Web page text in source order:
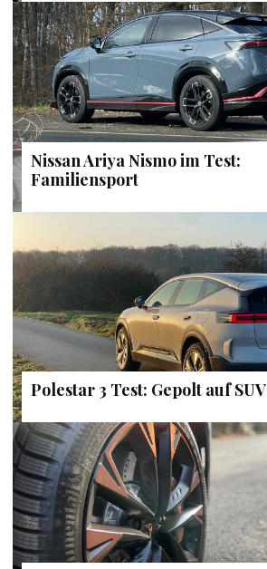
Nissan Ariya Nismo im Test:
Familiensport
Polestar 3 Test: Gepolt auf SUV